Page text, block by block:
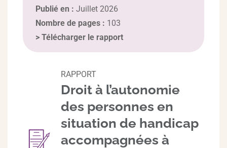
Publié en : Juillet 2026
Nombre de pages : 103
> Télécharger le rapport
RAPPORT
Droit à l’autonomie
des personnes en
situation de handicap
accompagnées à